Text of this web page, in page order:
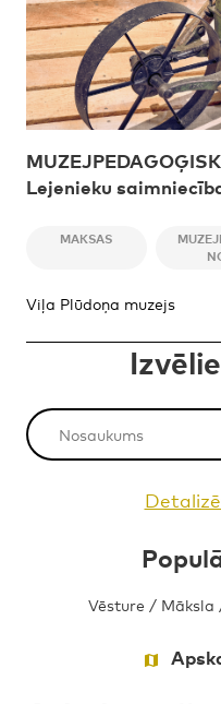
Lejenieku
MAKSAS
Viļa Plūdoņa muzejs
Vēsture / Māksla